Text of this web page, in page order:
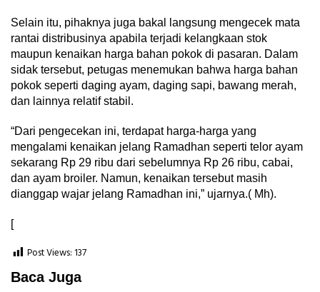
Selain itu, pihaknya juga bakal langsung mengecek mata
rantai distribusinya apabila terjadi kelangkaan stok
maupun kenaikan harga bahan pokok di pasaran. Dalam
sidak tersebut, petugas menemukan bahwa harga bahan
pokok seperti daging ayam, daging sapi, bawang merah,
dan lainnya relatif stabil.
“Dari pengecekan ini, terdapat harga-harga yang
mengalami kenaikan jelang Ramadhan seperti telor ayam
sekarang Rp 29 ribu dari sebelumnya Rp 26 ribu, cabai,
dan ayam broiler. Namun, kenaikan tersebut masih
dianggap wajar jelang Ramadhan ini,” ujarnya.( Mh).
Post Views: 137
Baca Juga